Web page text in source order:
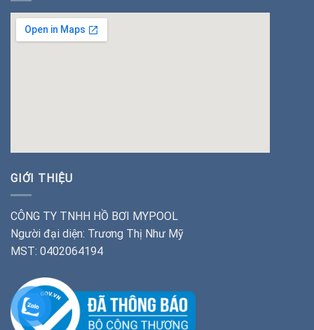
GIỚI THIỆU
CÔNG TY TNHH HỒ BƠI MYPOOL
Người đại diện: Trương Thị Như Mỹ
MST: 0402064194